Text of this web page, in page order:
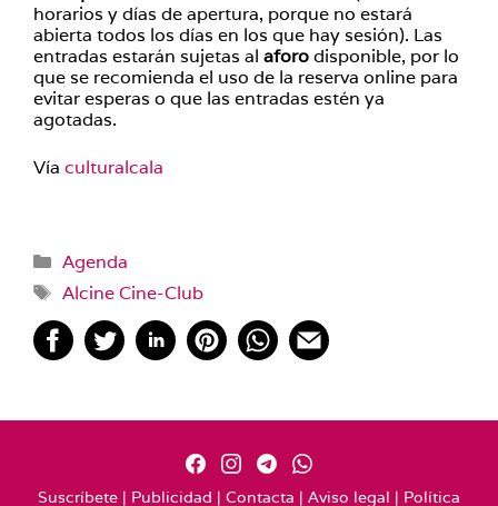
horarios y días de apertura, porque no estará
abierta todos los días en los que hay sesión). Las
entradas estarán sujetas al aforodisponible, por lo
que se recomienda el uso de la reserva online para
evitar esperas o que las entradas estén ya
agotadas.
Vía culturalcala
Categorías
Agenda
Etiquetas
Alcine Cine-Club
Suscríbete | Publicidad | Contacta | Aviso legal | Política